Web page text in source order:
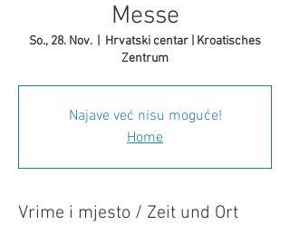
Messe
So., 28. Nov.
  |
Hrvatski centar | Kroatisches
Zentrum
Najave već nisu moguće!
Home
Vrime i mjesto / Zeit und Ort